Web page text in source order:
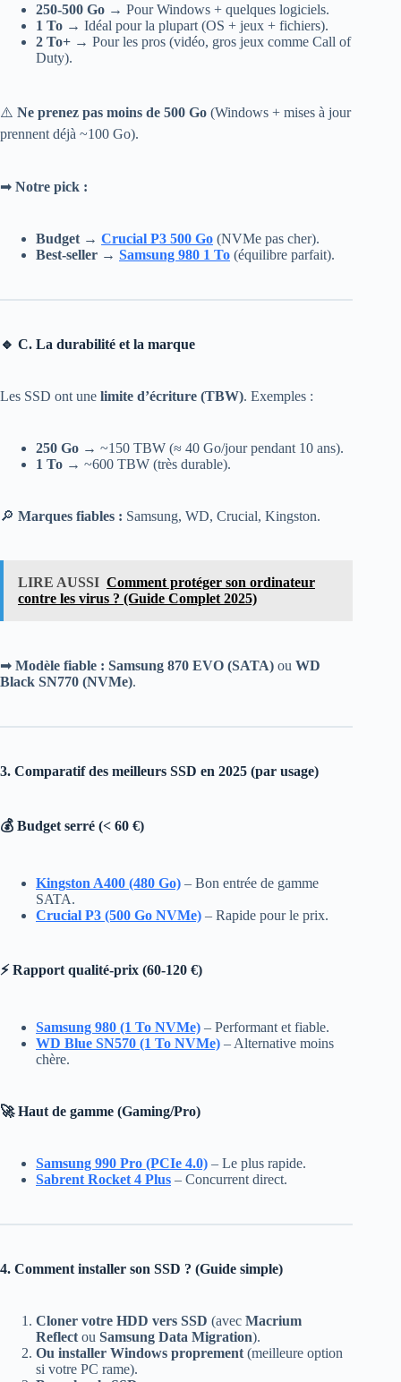
250-500 Go → Pour Windows + quelques logiciels.
1 To → Idéal pour la plupart (OS + jeux + fichiers).
2 To+ → Pour les pros (vidéo, gros jeux comme Call of
Duty).
⚠️ Ne prenez pas moins de 500 Go (Windows + mises à jour
prennent déjà ~100 Go).
➡ Notre pick :
Budget → Crucial P3 500 Go (NVMe pas cher).
Best-seller → Samsung 980 1 To (équilibre parfait).
🔹 C. La durabilité et la marque
Les SSD ont une limite d’écriture (TBW). Exemples :
250 Go → ~150 TBW (≈ 40 Go/jour pendant 10 ans).
1 To → ~600 TBW (très durable).
🔎 Marques fiables : Samsung, WD, Crucial, Kingston.
LIRE AUSSI Comment protéger son ordinateur
contre les virus ? (Guide Complet 2025)
➡ Modèle fiable : Samsung 870 EVO (SATA) ou WD
Black SN770 (NVMe).
3. Comparatif des meilleurs SSD en 2025 (par usage)
💰 Budget serré (< 60 €)
Kingston A400 (480 Go) – Bon entrée de gamme
SATA.
Crucial P3 (500 Go NVMe) – Rapide pour le prix.
⚡ Rapport qualité-prix (60-120 €)
Samsung 980 (1 To NVMe) – Performant et fiable.
WD Blue SN570 (1 To NVMe) – Alternative moins
chère.
🚀 Haut de gamme (Gaming/Pro)
Samsung 990 Pro (PCIe 4.0) – Le plus rapide.
Sabrent Rocket 4 Plus – Concurrent direct.
4. Comment installer son SSD ? (Guide simple)
Cloner votre HDD vers SSD (avec Macrium
Reflect ou Samsung Data Migration).
Ou installer Windows proprement (meilleure option
si votre PC rame).